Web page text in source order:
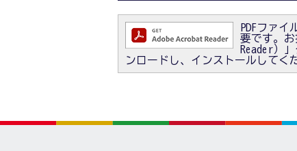
PDFファ
要です。お
Reader）
ンロードし、インストールしてく